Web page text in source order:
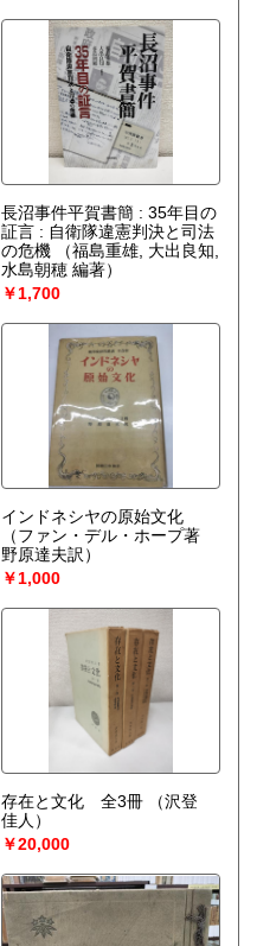
長沼事件平賀書簡 : 35年目の
証言 : 自衛隊違憲判決と司法
の危機
（福島重雄, 大出良知,
水島朝穂 編著）
￥1,700
インドネシヤの原始文化
（ファン・デル・ホープ著
野原達夫訳）
￥1,000
存在と文化 全3冊
（沢登
佳人）
￥20,000